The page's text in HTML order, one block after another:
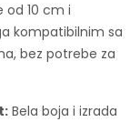
od 10 cm i
kompatibilnim sa
bez potrebe za
Bela boja i izrada